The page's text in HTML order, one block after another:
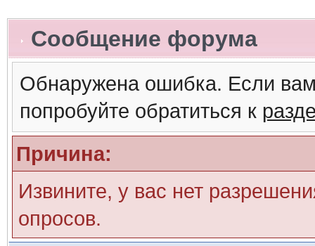
Сообщение форума
Обнаружена ошибка. Если
попробуйте обратиться к
Причина:
Извините, у вас нет
опросов.